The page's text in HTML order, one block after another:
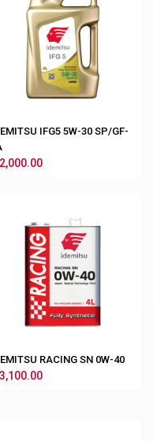
IFG5 5W-30 SP/GF-
RACING SN 0W-40